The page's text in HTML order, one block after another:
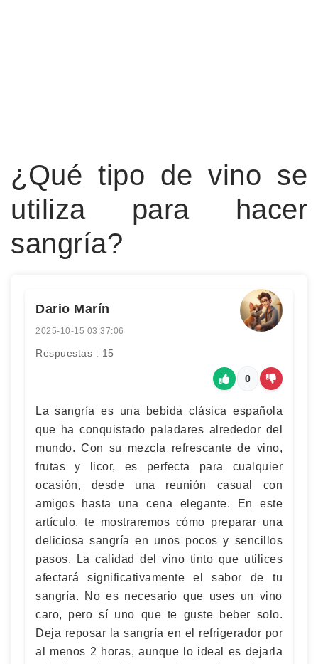
¿Qué tipo de vino se
utiliza para hacer
sangría?
Dario Marín
2025-10-15 03:37:06
Respuestas : 15
0
La sangría es una bebida clásica española
que ha conquistado paladares alrededor del
mundo. Con su mezcla refrescante de vino,
frutas y licor, es perfecta para cualquier
ocasión, desde una reunión casual con
amigos hasta una cena elegante. En este
artículo, te mostraremos cómo preparar una
deliciosa sangría en unos pocos y sencillos
pasos. La calidad del vino tinto que utilices
afectará significativamente el sabor de tu
sangría. No es necesario que uses un vino
caro, pero sí uno que te guste beber solo.
Deja reposar la sangría en el refrigerador por
al menos 2 horas, aunque lo ideal es dejarla